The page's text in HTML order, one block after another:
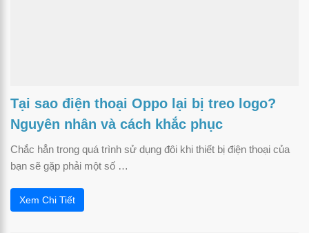
Tại sao điện thoại Oppo lại bị treo logo?
Nguyên nhân và cách khắc phục
Chắc hẳn trong quá trình sử dụng đôi khi thiết bị điện thoại của
bạn sẽ gặp phải một số …
Xem Chi Tiết